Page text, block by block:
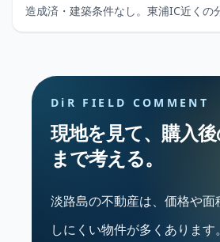
造成済・建築条件なし。東浦IC近くの
DiR FIELD COMMENT
現地を見て、購入
まで考える。
淡路島の不動産は、価格や
しにくい物件が多くありま